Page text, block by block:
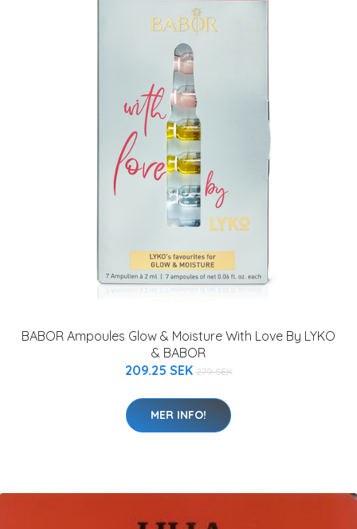
BABOR Ampoules Glow & Moisture With Love By LYKO
& BABOR
209.25 SEK 279 SEK
MER INFO!